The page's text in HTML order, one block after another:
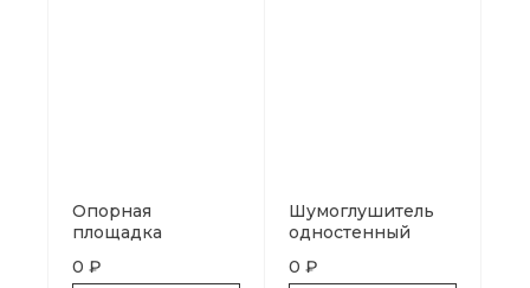
Опорная
площадка
сквозная
0 ₽
Шумоглушитель
одностенный
0 ₽